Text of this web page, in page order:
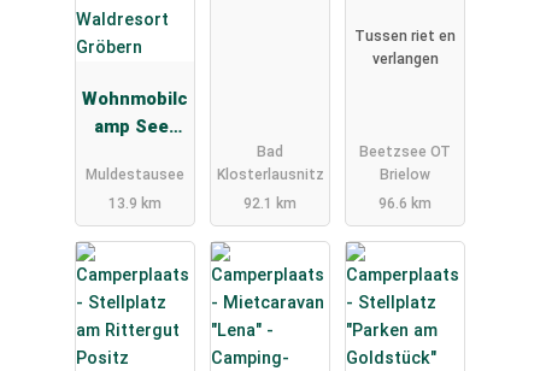
Wohnmobilc
amp See-
Waldresort
Gröbern
Muldestausee
13.9 km
Bad
Klosterlausnitz
92.1 km
errastplatz
Brielow
Tussen riet en
verlangen
Beetzsee OT
Brielow
96.6 km